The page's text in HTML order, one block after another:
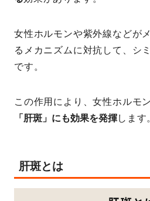
女性ホルモンや紫外線などが
るメカニズムに対抗して、シ
です。
この作用により、女性ホルモ
「肝斑」にも効果を発揮します
肝斑とは